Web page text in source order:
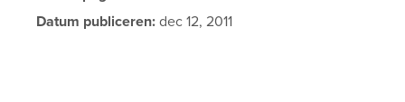
Datum publiceren: dec 12, 2011